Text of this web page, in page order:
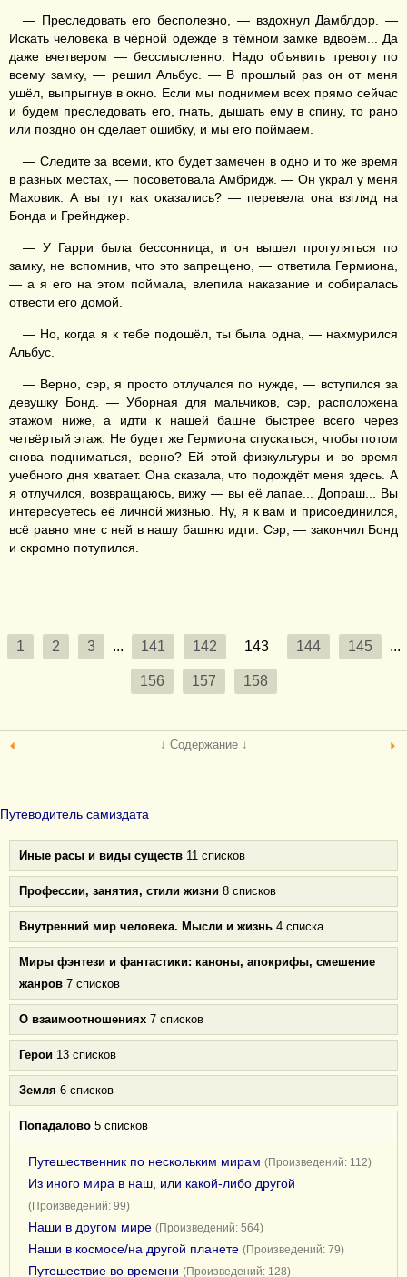
— Преследовать его бесполезно, — вздохнул Дамблдор. —
Искать человека в чёрной одежде в тёмном замке вдвоём... Да
даже вчетвером — бессмысленно. Надо объявить тревогу по
всему замку, — решил Альбус. — В прошлый раз он от меня
ушёл, выпрыгнув в окно. Если мы поднимем всех прямо сейчас
и будем преследовать его, гнать, дышать ему в спину, то рано
или поздно он сделает ошибку, и мы его поймаем.
— Следите за всеми, кто будет замечен в одно и то же время
в разных местах, — посоветовала Амбридж. — Он украл у меня
Маховик. А вы тут как оказались? — перевела она взгляд на
Бонда и Грейнджер.
— У Гарри была бессонница, и он вышел прогуляться по
замку, не вспомнив, что это запрещено, — ответила Гермиона,
— а я его на этом поймала, влепила наказание и собиралась
отвести его домой.
— Но, когда я к тебе подошёл, ты была одна, — нахмурился
Альбус.
— Верно, сэр, я просто отлучался по нужде, — вступился за
девушку Бонд. — Уборная для мальчиков, сэр, расположена
этажом ниже, а идти к нашей башне быстрее всего через
четвёртый этаж. Не будет же Гермиона спускаться, чтобы потом
снова подниматься, верно? Ей этой физкультуры и во время
учебного дня хватает. Она сказала, что подождёт меня здесь. А
я отлучился, возвращаюсь, вижу — вы её лапае... Допраш... Вы
интересуетесь её личной жизнью. Ну, я к вам и присоединился,
всё равно мне с ней в нашу башню идти. Сэр, — закончил Бонд
и скромно потупился.
1 2 3 ... 141 142 143 144 145 ...
156 157 158
↓ Содержание ↓
Путеводитель самиздата
Иные расы и виды существ 11 списков
Профессии, занятия, стили жизни 8 списков
Внутренний мир человека. Мысли и жизнь 4 списка
Миры фэнтези и фантастики: каноны, апокрифы, смешение
жанров 7 списков
О взаимоотношениях 7 списков
Герои 13 списков
Земля 6 списков
Попадалово 5 списков
Путешественник по нескольким мирам (Произведений: 112)
Из иного мира в наш, или какой-либо другой
(Произведений: 99)
Наши в другом мире (Произведений: 564)
Наши в космосе/на другой планете (Произведений: 79)
Путешествие во времени (Произведений: 128)